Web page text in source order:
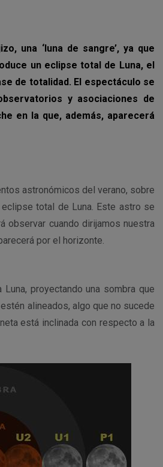
una ‘luna de sangre’, ya que
un eclipse total de Luna, el
de totalidad. El espectáculo se
y asociaciones de
en la que, además, aparecerá
astronómicos del verano, sobre
total de Luna. Este astro se
observar cuando dirijamos nuestra
por el horizonte.
proyectando una sombra que
alineados, algo que no sucede
está inclinada con respecto a la